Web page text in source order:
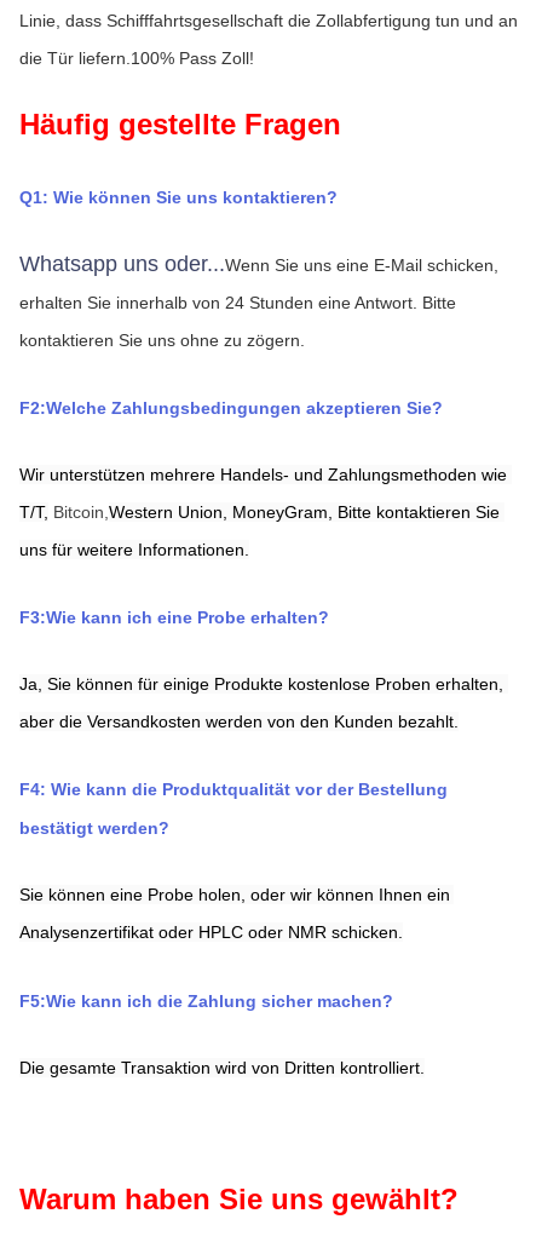
Linie, dass Schifffahrtsgesellschaft die Zollabfertigung tun und an
die Tür liefern.100% Pass Zoll!
Häufig gestellte Fragen
Q1: Wie können Sie uns kontaktieren?
Whatsapp uns oder...Wenn Sie uns eine E-Mail schicken,
erhalten Sie innerhalb von 24 Stunden eine Antwort. Bitte
kontaktieren Sie uns ohne zu zögern.
F2:Welche Zahlungsbedingungen akzeptieren Sie?
Wir unterstützen mehrere Handels- und Zahlungsmethoden wie
T/T, Bitcoin, Western Union, MoneyGram,
Bitte kontaktieren Sie
uns für weitere Informationen.
F3:Wie kann ich eine Probe erhalten?
Ja, Sie können für einige Produkte kostenlose Proben erhalten,
aber die Versandkosten werden von den Kunden bezahlt.
F4: Wie kann die Produktqualität vor der Bestellung
bestätigt werden?
Sie können eine Probe holen, oder wir können Ihnen ein
Analysenzertifikat oder HPLC oder NMR schicken.
F5:Wie kann ich die Zahlung sicher machen?
Die gesamte Transaktion wird von Dritten kontrolliert.
Warum haben Sie uns gewählt?